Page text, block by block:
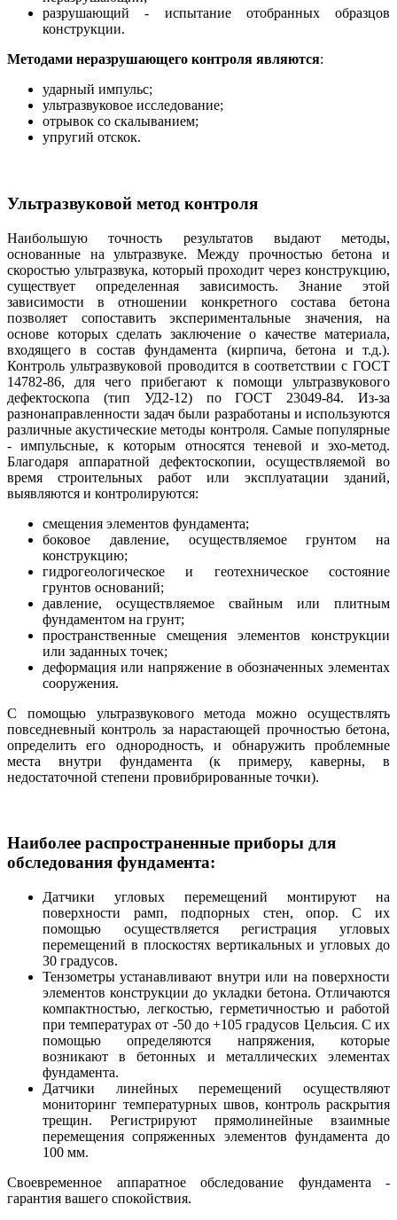
разрушающий - испытание отобранных образцов
конструкции.
Методами неразрушающего контроля являются:
ударный импульс;
ультразвуковое исследование;
отрывок со скалыванием;
упругий отскок.
Ультразвуковой метод контроля
Наибольшую точность результатов выдают методы,
основанные на ультразвуке. Между прочностью бетона и
скоростью ультразвука, который проходит через конструкцию,
существует определенная зависимость. Знание этой
зависимости в отношении конкретного состава бетона
позволяет сопоставить экспериментальные значения, на
основе которых сделать заключение о качестве материала,
входящего в состав фундамента (кирпича, бетона и т.д.).
Контроль ультразвуковой проводится в соответствии с ГОСТ
14782-86, для чего прибегают к помощи ультразвукового
дефектоскопа (тип УД2-12) по ГОСТ 23049-84. Из-за
разнонаправленности задач были разработаны и используются
различные акустические методы контроля. Самые популярные
- импульсные, к которым относятся теневой и эхо-метод.
Благодаря аппаратной дефектоскопии, осуществляемой во
время строительных работ или эксплуатации зданий,
выявляются и контролируются:
смещения элементов фундамента;
боковое давление, осуществляемое грунтом на
конструкцию;
гидрогеологическое и геотехническое состояние
грунтов оснований;
давление, осуществляемое свайным или плитным
фундаментом на грунт;
пространственные смещения элементов конструкции
или заданных точек;
деформация или напряжение в обозначенных элементах
сооружения.
С помощью ультразвукового метода можно осуществлять
повседневный контроль за нарастающей прочностью бетона,
определить его однородность, и обнаружить проблемные
места внутри фундамента (к примеру, каверны, в
недостаточной степени провибрированные точки).
Наиболее распространенные приборы для
обследования фундамента:
Датчики угловых перемещений монтируют на
поверхности рамп, подпорных стен, опор. С их
помощью осуществляется регистрация угловых
перемещений в плоскостях вертикальных и угловых до
30 градусов.
Тензометры устанавливают внутри или на поверхности
элементов конструкции до укладки бетона. Отличаются
компактностью, легкостью, герметичностью и работой
при температурах от -50 до +105 градусов Цельсия. С их
помощью определяются напряжения, которые
возникают в бетонных и металлических элементах
фундамента.
Датчики линейных перемещений осуществляют
мониторинг температурных швов, контроль раскрытия
трещин. Регистрируют прямолинейные взаимные
перемещения сопряженных элементов фундамента до
100 мм.
Своевременное аппаратное обследование фундамента -
гарантия вашего спокойствия.